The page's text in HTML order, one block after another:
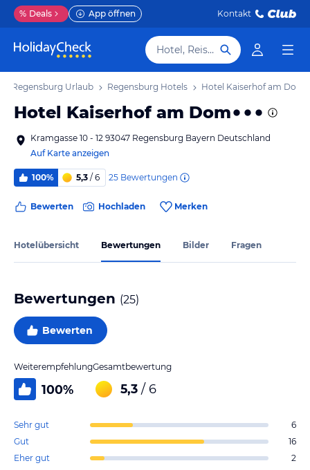
% Deals App öffnen Kontakt
Hotel, Reiseziel
Regensburg Urlaub Regensburg Hotels Hotel Kaiserhof am Dom
Hotel Kaiserhof am Dom
Kramgasse 10 - 12 93047 Regensburg Bayern Deutschland
Auf Karte anzeigen
100% 5,3 / 6 25 Bewertungen
Bewerten Hochladen Merken
Hotelübersicht Bewertungen Bilder Fragen
Bewertungen (25)
Bewerten
Weiterempfehlung
100%
Gesamtbewertung
5,3 / 6
Sehr gut
6
Gut
16
Eher gut
2